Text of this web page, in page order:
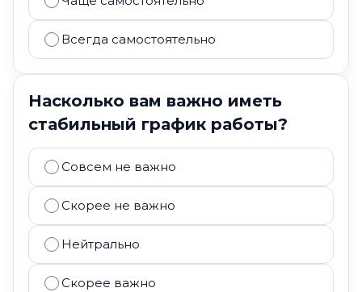
Всегда самостоятельно
Насколько вам важно иметь
стабильный график работы?
Совсем не важно
Скорее не важно
Нейтрально
Скорее важно